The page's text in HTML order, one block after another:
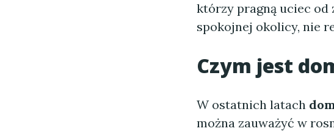
którzy pragną uciec od
spokojnej okolicy, nie
Czym jest
W ostatnich latach
można zauważyć w